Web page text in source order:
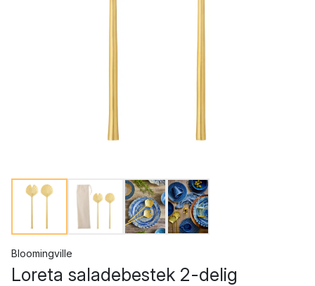
Bloomingville
Loreta saladebestek 2-delig